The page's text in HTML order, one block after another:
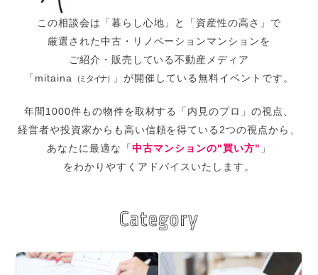
この相談会は
「暮らし心地」と「資産性の高さ」で
厳選された中古・リノベーションマンションを
ご紹介・販売している不動産メディア
「mitaina （ミタイナ） 」が開催している無料イベントです。
年間1000件もの物件を取材する
「内見のプロ」の視点、
経営者や投資家からも高い信頼を得ている2つの視点から、
あなたに最適な「中古マンションの"買い方" 」
をわかりやすくアドバイスいたします。